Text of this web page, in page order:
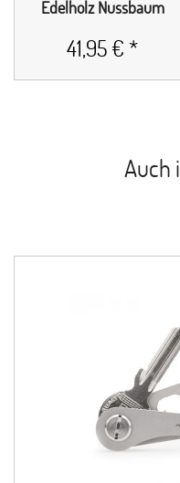
Edelholz Nussbaum
41,95 € *
Auch